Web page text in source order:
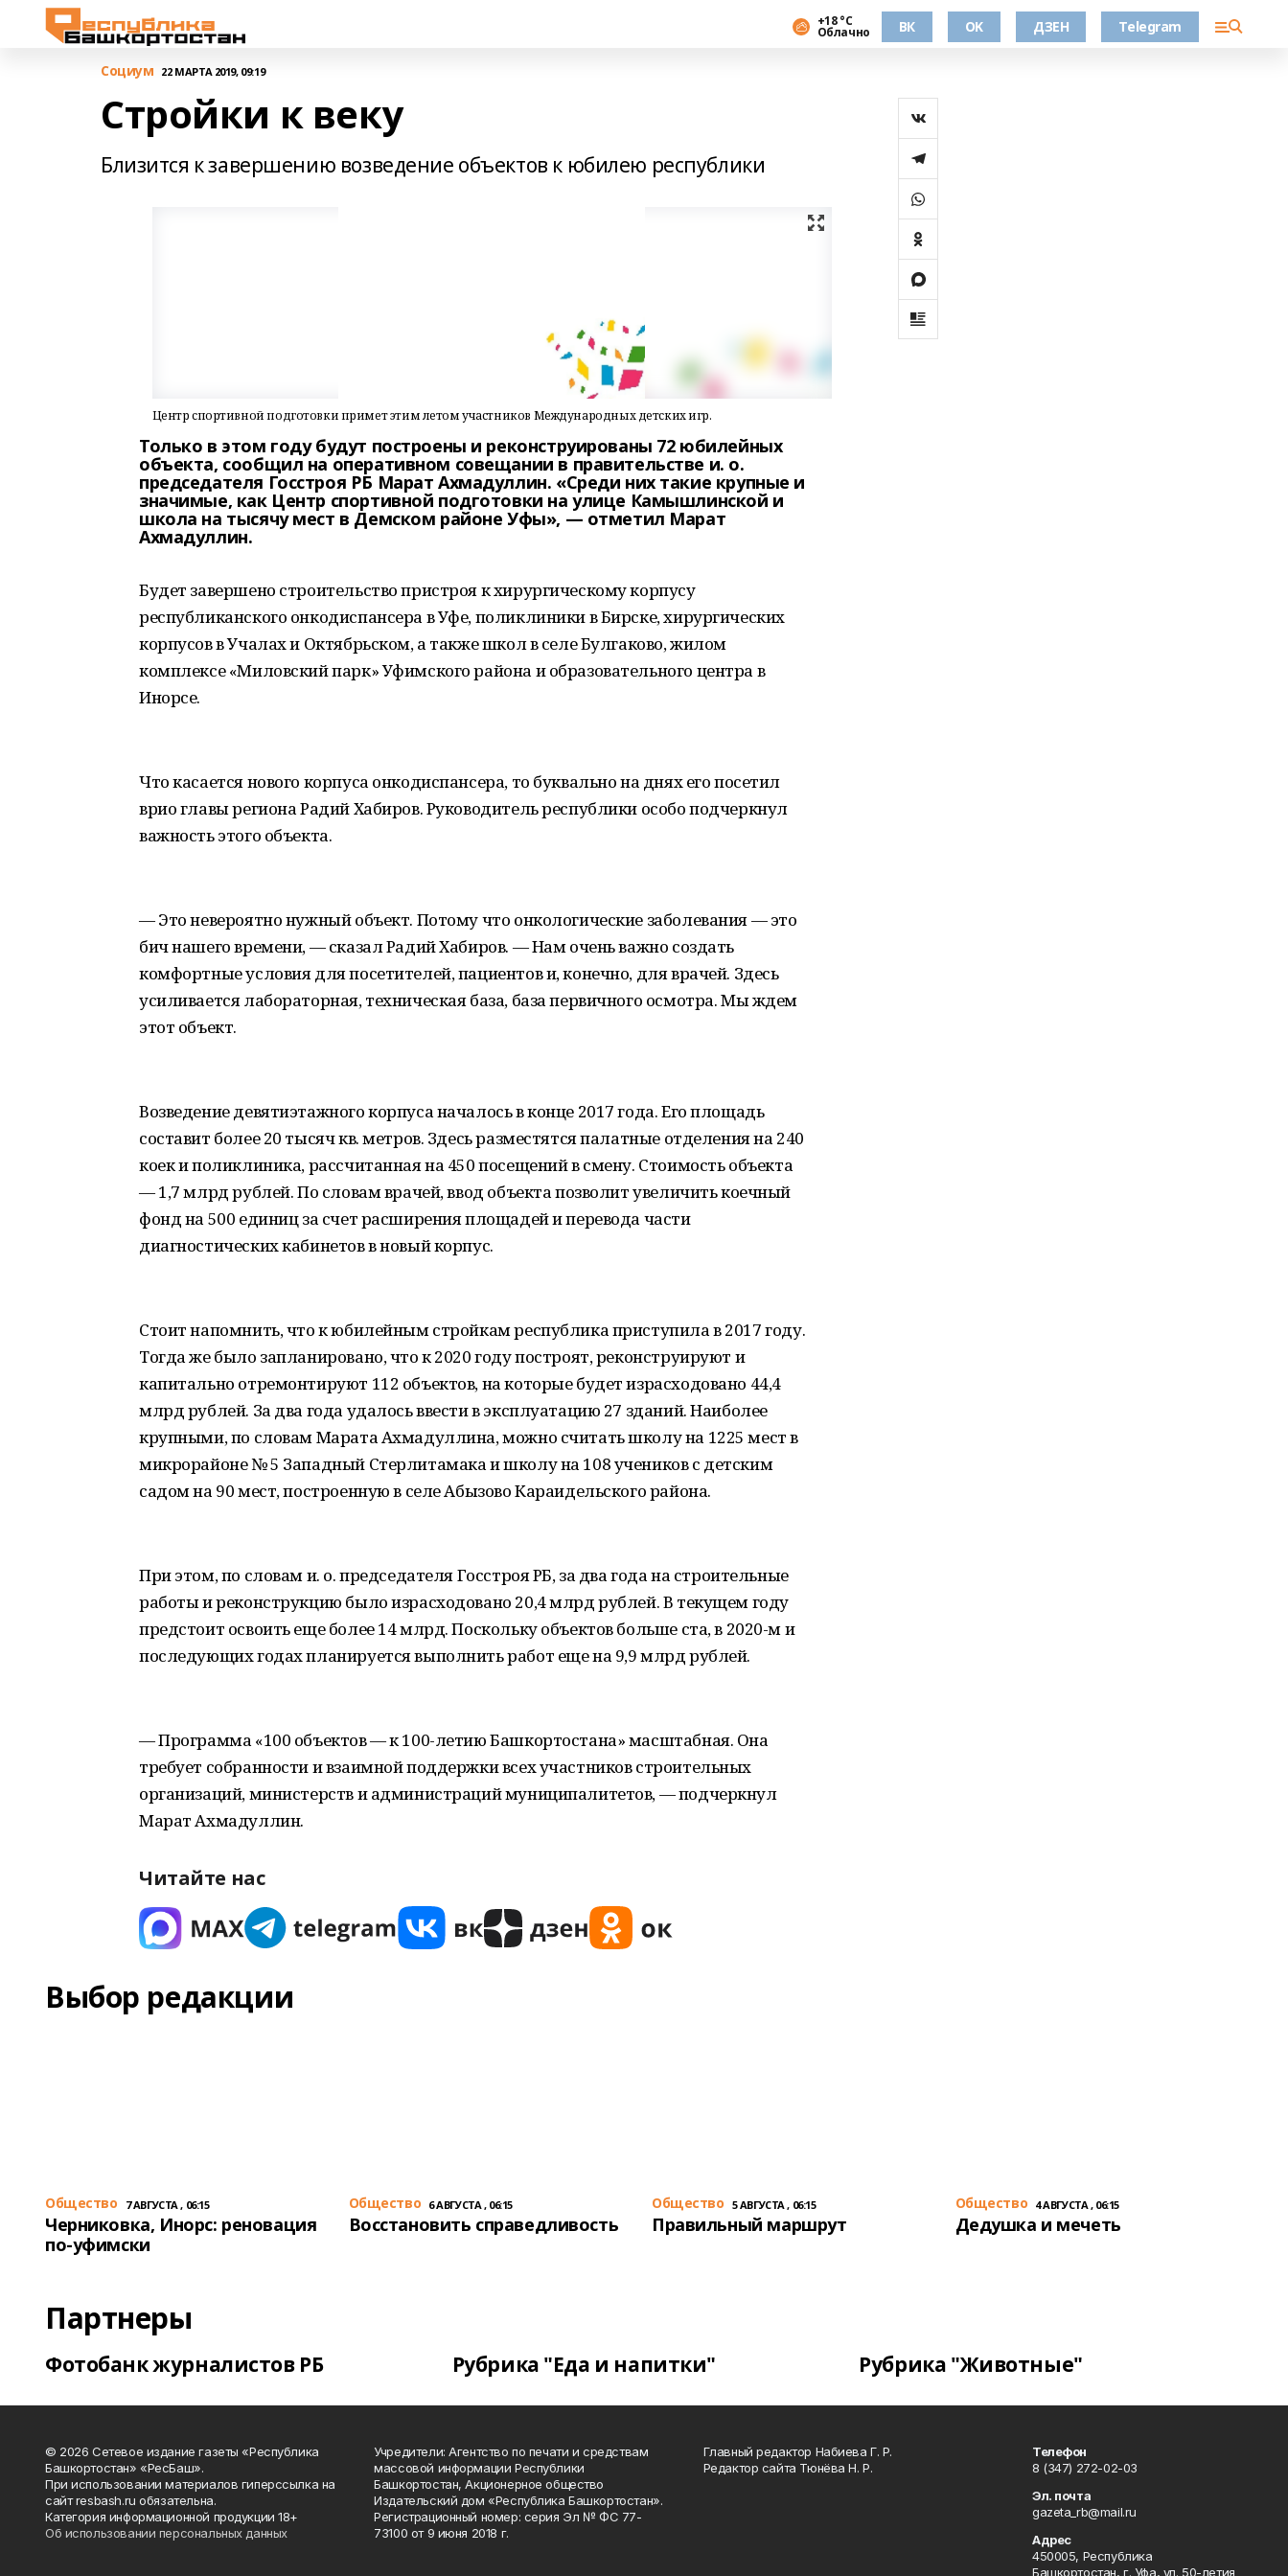
+18 °С
Облачно ВК OK ДЗЕН Telegram
Cоциум 22 МАРТА 2019, 09:19
Cтройки к веку
Близится к завершению возведение объектов к юбилею республики
Центр спортивной подготовки примет этим летом участников Международных детских игр.
Только в этом году будут построены и реконструированы 72 юбилейных
объекта, сообщил на оперативном совещании в правительстве и. о.
председателя Госстроя РБ Марат Ахмадуллин. «Среди них такие крупные и
значимые, как Центр спортивной подготовки на улице Камышлинской и
школа на тысячу мест в Демском районе Уфы», — отметил Марат
Ахмадуллин.
Будет завершено строительство пристроя к хирургическому корпусу
республиканского онкодиспансера в Уфе, поликлиники в Бирске, хирургических
корпусов в Учалах и Октябрьском, а также школ в селе Булгаково, жилом
комплексе «Миловский парк» Уфимского района и образовательного центра в
Инорсе.
Что касается нового корпуса онкодиспансера, то буквально на днях его посетил
врио главы региона Радий Хабиров. Руководитель республики особо подчеркнул
важность этого объекта.
— Это невероятно нужный объект. Потому что онкологические заболевания — это
бич нашего времени, — сказал Радий Хабиров. — Нам очень важно создать
комфортные условия для посетителей, пациентов и, конечно, для врачей. Здесь
усиливается лабораторная, техническая база, база первичного осмотра. Мы ждем
этот объект.
Возведение девятиэтажного корпуса началось в конце 2017 года. Его площадь
составит более 20 тысяч кв. метров. Здесь разместятся палатные отделения на 240
коек и поликлиника, рассчитанная на 450 посещений в смену. Стоимость объекта
— 1,7 млрд рублей. По словам врачей, ввод объекта позволит увеличить коечный
фонд на 500 единиц за счет расширения площадей и перевода части
диагностических кабинетов в новый корпус.
Стоит напомнить, что к юбилейным стройкам республика приступила в 2017 году.
Тогда же было запланировано, что к 2020 году построят, реконструируют и
капитально отремонтируют 112 объектов, на которые будет израсходовано 44,4
млрд рублей. За два года удалось ввести в эксплуатацию 27 зданий. Наиболее
крупными, по словам Марата Ахмадуллина, можно считать школу на 1225 мест в
микрорайоне № 5 Западный Стерлитамака и школу на 108 учеников с детским
садом на 90 мест, построенную в селе Абызово Караидельского района.
При этом, по словам и. о. председателя Госстроя РБ, за два года на строительные
работы и реконструкцию было израсходовано 20,4 млрд рублей. В текущем году
предстоит освоить еще более 14 млрд. Поскольку объектов больше ста, в 2020-м и
последующих годах планируется выполнить работ еще на 9,9 млрд рублей.
— Программа «100 объектов — к 100-летию Башкортостана» масштабная. Она
требует собранности и взаимной поддержки всех участников строительных
организаций, министерств и администраций муниципалитетов, — подчеркнул
Марат Ахмадуллин.
Читайте нас
Выбор редакции
Общество 7 АВГУСТА , 06:15
Черниковка, Инорс: реновация
по-уфимски
Общество 6 АВГУСТА , 06:15
Восстановить справедливость
Общество 5 АВГУСТА , 06:15
Правильный маршрут
Общество 4 АВГУСТА , 06:15
Дедушка и мечеть
Партнеры
Фотобанк журналистов РБ Рубрика "Еда и напитки" Рубрика "Животные"
© 2026 Сетевое издание газеты «Республика
Башкортостан» «РесБаш».
При использовании материалов гиперссылка на
сайт resbash.ru обязательна.
Категория информационной продукции 18+
Об использовании персональных данных
Учредители: Агентство по печати и средствам
массовой информации Республики
Башкортостан, Акционерное общество
Издательский дом «Республика Башкортостан».
Регистрационный номер: серия Эл № ФС 77-
73100 от 9 июня 2018 г.
Главный редактор Набиева Г. Р.
Редактор сайта Тюнёва Н. Р.
Телефон
8 (347) 272-02-03
Эл. почта
gazeta_rb@mail.ru
Адрес
450005, Республика
Башкортостан, г. Уфа, ул. 50-летия